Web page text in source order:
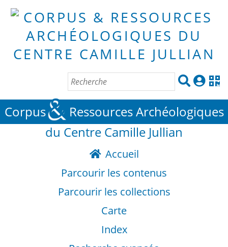
Corpus&Ressources Archéologiques
du Centre Camille Jullian
Accueil
Parcourir les contenus
Parcourir les collections
Carte
Index